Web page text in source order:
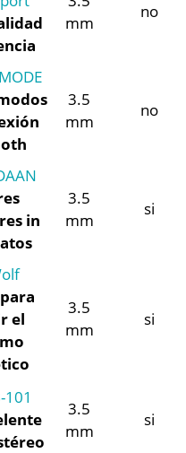
mm
no
3.5
mm
no
in
3.5
mm
si
el
3.5
mm
si
101
3.5
mm
si